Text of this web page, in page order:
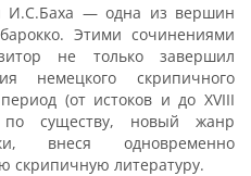
И.С.Баха — одна из вершин
Этими сочинениями
не только завершил
немецкого скрипичного
(от истоков и до XVIII
существу, новый жанр
внеся одновременно
скрипичную литературу.